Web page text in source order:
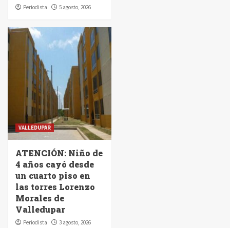
Periodista 5 agosto, 2026
VALLEDUPAR
ATENCIÓN: Niño de
4 años cayó desde
un cuarto piso en
las torres Lorenzo
Morales de
Valledupar
Periodista 3 agosto, 2026